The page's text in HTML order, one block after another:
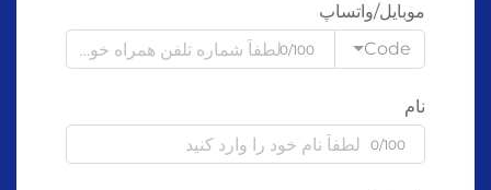
موبایل/واتساپ
Code
0/100
نام
0/100